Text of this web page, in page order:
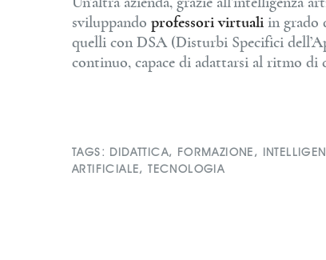
sviluppando professori virtuali in grado
quelli con DSA (Disturbi Specifici
continuo, capace di adattarsi al ritmo di
TAGS: DIDATTICA, FORMAZIONE,
ARTIFICIALE,TECNOLOGIA